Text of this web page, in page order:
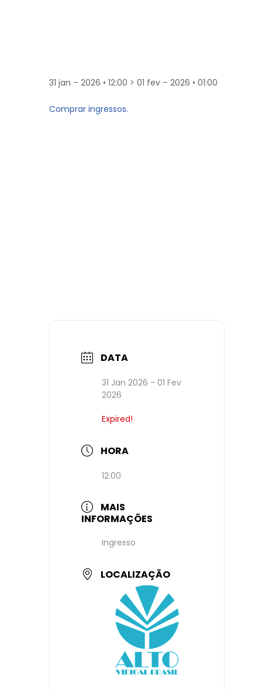
31 jan – 2026 • 12:00 > 01 fev – 2026 • 01:00
Comprar ingressos.
DATA
31 Jan 2026 - 01 Fev
2026
Expired!
HORA
12:00
MAIS
INFORMAÇÕES
Ingresso
LOCALIZAÇÃO